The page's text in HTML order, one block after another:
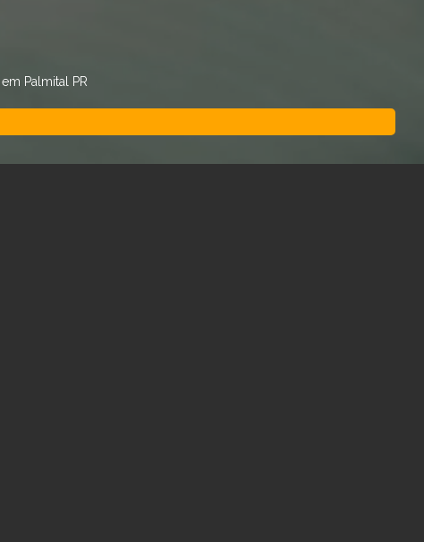
Palmital PR